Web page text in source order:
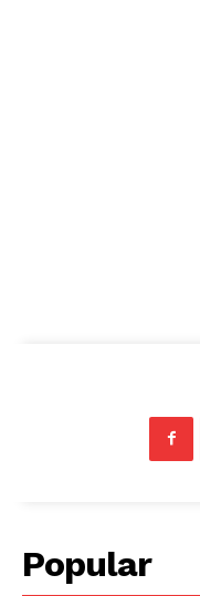
Popular